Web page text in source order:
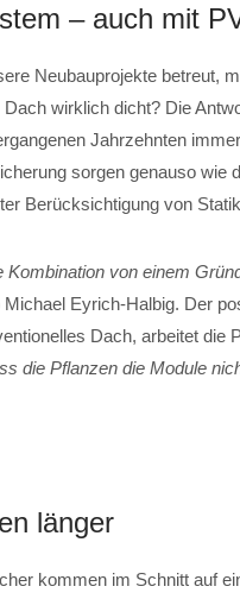
– auch mit
Neubauprojekte betreut,
wirklich dicht? Die
Jahrzehnten
sorgen genauso wie
Berücksichtigung von
Kombination von einem
Michael Eyrich-Halbig. Der
Dach, arbeitet die
die Pflanzen die Module
länger
kommen im Schnitt auf